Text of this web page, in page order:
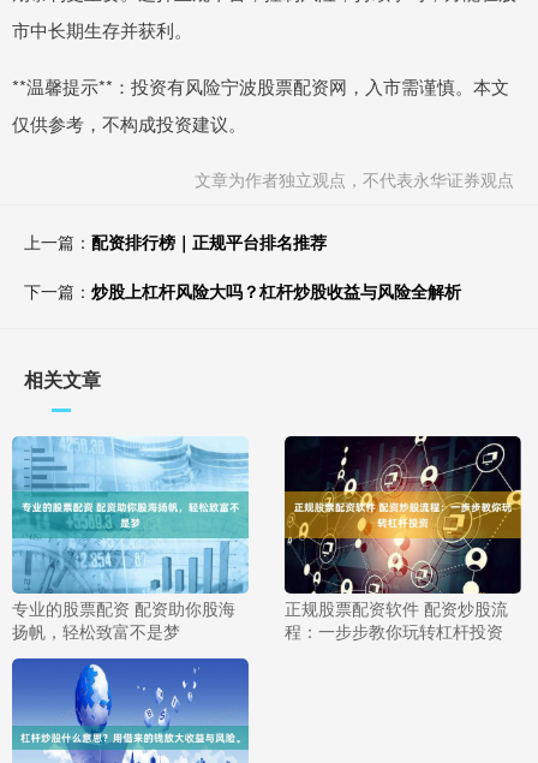
市中长期生存并获利。
**温馨提示**：投资有风险宁波股票配资网，入市需谨慎。本文
仅供参考，不构成投资建议。
文章为作者独立观点，不代表永华证券观点
上一篇： 配资排行榜｜正规平台排名推荐
下一篇： 炒股上杠杆风险大吗？杠杆炒股收益与风险全解析
相关文章
专业的股票配资 配资助你股海
扬帆，轻松致富不是梦
正规股票配资软件 配资炒股流
程：一步步教你玩转杠杆投资